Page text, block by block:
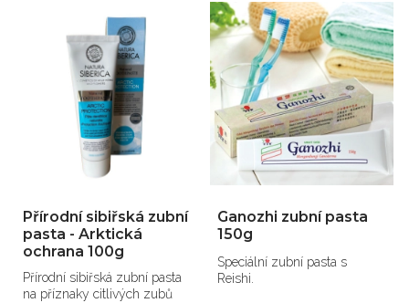
Přírodní sibiřská zubní
pasta - Arktická
ochrana 100g
Přírodní sibiřská zubní pasta
na příznaky citlivých zubů
Ganozhi zubní pasta
150g
Speciální zubní pasta s
Reishi.